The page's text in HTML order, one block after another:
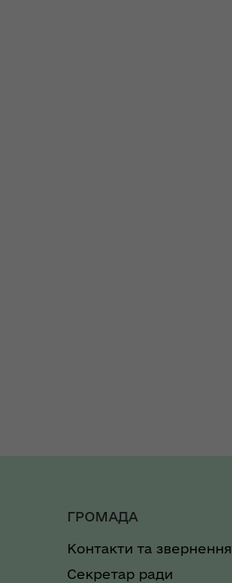
ГРОМАДА
Контакти та звернення
Секретар ради